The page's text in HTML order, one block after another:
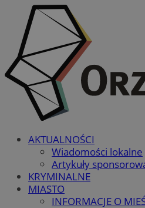
AKTUALNOŚCI
Wiadomości lokalne
Artykuły
KRYMINALNE
MIASTO
INFORMACJE O